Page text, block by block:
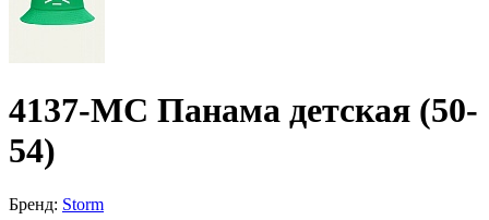
4137-МС Панама детская (50-
54)
Бренд: Storm